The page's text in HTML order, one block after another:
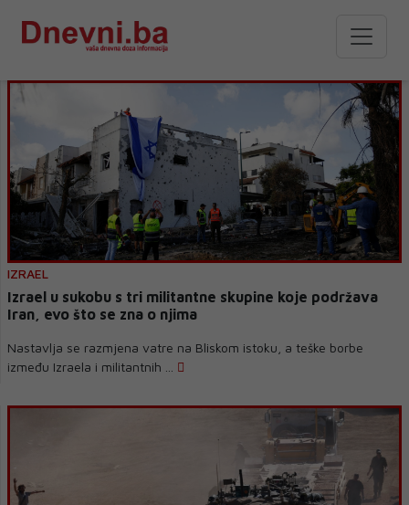
IZRAEL
Izrael u sukobu s tri militantne skupine koje podržava
Iran, evo što se zna o njima
Nastavlja se razmjena vatre na Bliskom istoku, a teške borbe
između Izraela i militantnih ...